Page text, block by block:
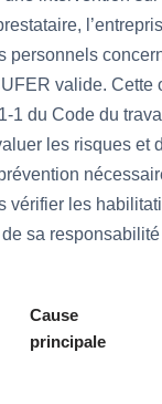
personnels
valide. Cette
1 du Code du
les risques et
vérifier les
sa
Cause
principale